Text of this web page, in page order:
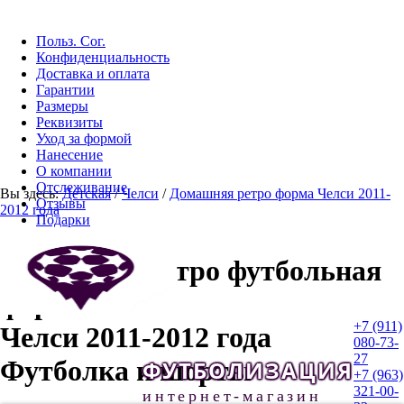
Польз. Сог.
Конфиденциальность
Доставка и оплата
Гарантии
Размеры
Реквизиты
Уход за формой
Нанесение
О компании
Отслеживание
Отзывы
Подарки
ФУТБОЛИЗАЦИЯ
интернет-магазин
+7 (911)
080-73-
27
+7 (963)
321-00-
Вы здесь:Детская/Челси / Домашняя ретро форма Челси 2011-
2012 года
Домашняя ретро футбольная
форма
Челси 2011-2012 года
Футболка и шорты